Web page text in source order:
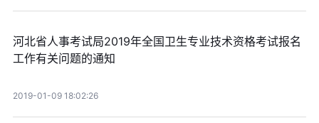
河北省人事考试局2019年全国卫生专业技术资格考试报名
工作有关问题的通知
2019-01-09 18:02:26